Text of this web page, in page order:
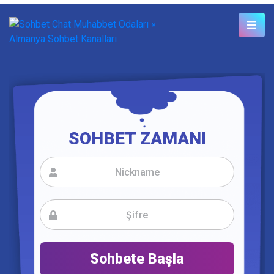
SOHBET ZAMANI
Sohbete Başla